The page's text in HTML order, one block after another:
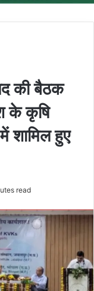
की बैठक
के कृषि
में शामिल हुए
read